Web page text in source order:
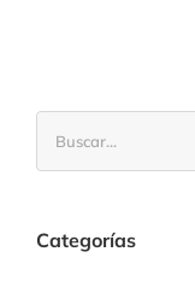
Categorías